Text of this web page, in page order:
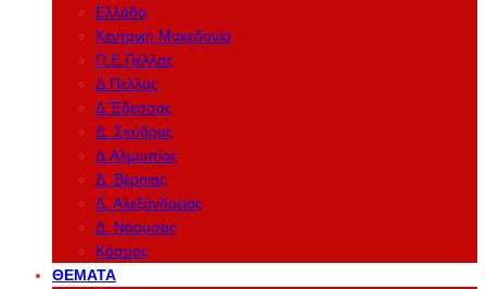
Ελλάδα
Κεντρική Μακεδονία
Π.Ε.Πέλλας
Δ.Πέλλας
Δ.Έδεσσας
Δ. Σκύδρας
Δ.Αλμωπίας
Δ. Βέροιας
Δ. Αλεξάνδρειας
Δ. Νάουσας
Κόσμος
ΘΈΜΑΤΑ